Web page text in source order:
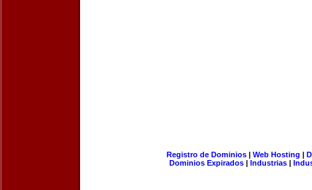
Registro de Dominios| Web Hosting |
Dominios Expirados | Industrias |